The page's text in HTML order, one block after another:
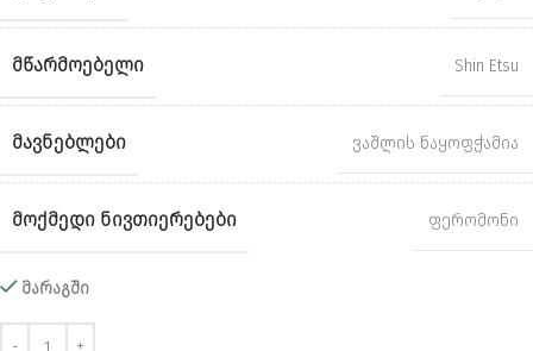
ᲛᲬᲐᲠᲛᲝᲔᲑᲔᲚᲘ Shin Etsu
ᲛᲐᲕᲜᲔᲑᲚᲔᲑᲘ ვაშლის ნაყოფჭამია
ᲛᲝᲥᲛᲔᲓᲘ ᲜᲘᲕᲗᲘᲔᲠᲔᲑᲔᲑᲘ ფერომონი
მარაგში